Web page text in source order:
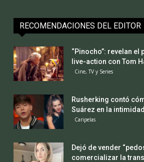
RECOMENDACIONES DEL EDITOR
“Pinocho”: revelan el
live-action con Tom
Cine, TV y Series
Rusherking contó
Suárez en la
Caripelas
Dejó de vender
comercializar la